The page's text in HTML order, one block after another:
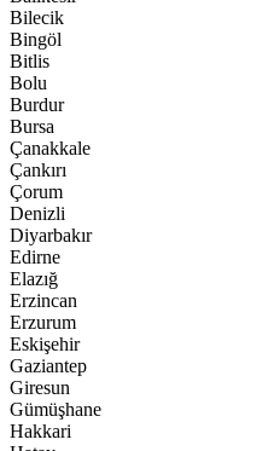
Bilecik
Bingöl
Bitlis
Bolu
Burdur
Bursa
Çanakkale
Çankırı
Çorum
Denizli
Diyarbakır
Edirne
Elazığ
Erzincan
Erzurum
Eskişehir
Gaziantep
Giresun
Gümüşhane
Hakkari